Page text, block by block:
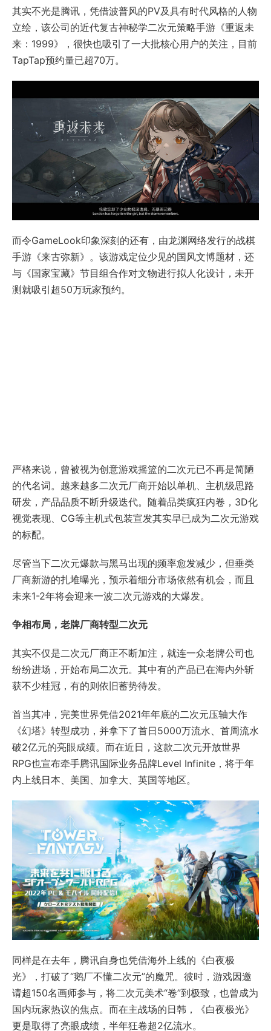
其实不光是腾讯，凭借波普风的PV及具有时代风格的人物
立绘，该公司的近代复古神秘学二次元策略手游《重返未
来：1999》，很快也吸引了一大批核心用户的关注，目前
TapTap预约量已超70万。
而令GameLook印象深刻的还有，由龙渊网络发行的战棋
手游《来古弥新》。该游戏定位少见的国风文博题材，还
与《国家宝藏》节目组合作对文物进行拟人化设计，未开
测就吸引超50万玩家预约。
严格来说，曾被视为创意游戏摇篮的二次元已不再是简陋
的代名词。越来越多二次元厂商开始以单机、主机级思路
研发，产品品质不断升级迭代。随着品类疯狂内卷，3D化
视觉表现、CG等主机式包装宣发其实早已成为二次元游戏
的标配。
尽管当下二次元爆款与黑马出现的频率愈发减少，但垂类
厂商新游的扎堆曝光，预示着细分市场依然有机会，而且
未来1-2年将会迎来一波二次元游戏的大爆发。
争相布局，老牌厂商转型二次元
其实不仅是二次元厂商正不断加注，就连一众老牌公司也
纷纷进场，开始布局二次元。其中有的产品已在海内外斩
获不少桂冠，有的则依旧蓄势待发。
首当其冲，完美世界凭借2021年年底的二次元压轴大作
《幻塔》转型成功，并拿下了首日5000万流水、首周流水
破2亿元的亮眼成绩。而在近日，这款二次元开放世界
RPG也宣布牵手腾讯国际业务品牌Level Infinite，将于年
内上线日本、美国、加拿大、英国等地区。
同样是在去年，腾讯自身也凭借海外上线的《白夜极
光》，打破了“鹅厂不懂二次元”的魔咒。彼时，游戏因邀
请超150名画师参与，将二次元美术“卷”到极致，也曾成为
国内玩家热议的焦点。而在主战场的日韩，《白夜极光》
更是取得了亮眼成绩，半年狂卷超2亿流水。